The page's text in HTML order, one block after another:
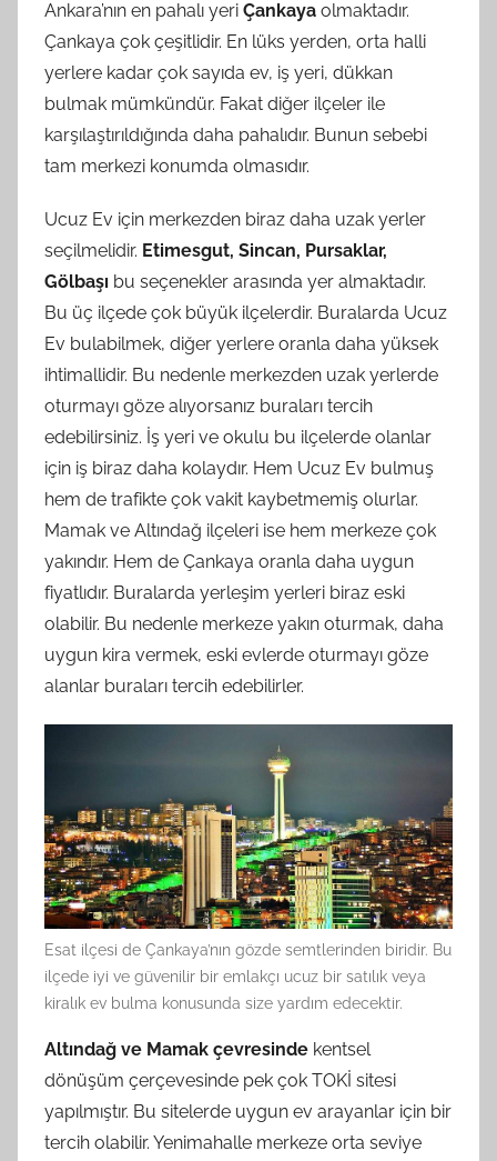
Ankara’nın en pahalı yeri Çankaya olmaktadır.
Çankaya çok çeşitlidir. En lüks yerden, orta halli
yerlere kadar çok sayıda ev, iş yeri, dükkan
bulmak mümkündür. Fakat diğer ilçeler ile
karşılaştırıldığında daha pahalıdır. Bunun sebebi
tam merkezi konumda olmasıdır.
Ucuz Ev için merkezden biraz daha uzak yerler
seçilmelidir. Etimesgut, Sincan, Pursaklar,
Gölbaşı bu seçenekler arasında yer almaktadır.
Bu üç ilçede çok büyük ilçelerdir. Buralarda Ucuz
Ev bulabilmek, diğer yerlere oranla daha yüksek
ihtimallidir. Bu nedenle merkezden uzak yerlerde
oturmayı göze alıyorsanız buraları tercih
edebilirsiniz. İş yeri ve okulu bu ilçelerde olanlar
için iş biraz daha kolaydır. Hem Ucuz Ev bulmuş
hem de trafikte çok vakit kaybetmemiş olurlar.
Mamak ve Altındağ ilçeleri ise hem merkeze çok
yakındır. Hem de Çankaya oranla daha uygun
fiyatlıdır. Buralarda yerleşim yerleri biraz eski
olabilir. Bu nedenle merkeze yakın oturmak, daha
uygun kira vermek, eski evlerde oturmayı göze
alanlar buraları tercih edebilirler.
Esat ilçesi de Çankaya’nın gözde semtlerinden biridir. Bu
ilçede iyi ve güvenilir bir emlakçı ucuz bir satılık veya
kiralık ev bulma konusunda size yardım edecektir.
Altındağ ve Mamak çevresinde kentsel
dönüşüm çerçevesinde pek çok TOKİ sitesi
yapılmıştır. Bu sitelerde uygun ev arayanlar için bir
tercih olabilir. Yenimahalle merkeze orta seviye